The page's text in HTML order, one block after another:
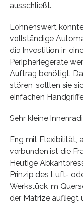
ausschließt.
Lohnenswert
vollständige
die Investition in
Peripheriegeräte
Auftrag benötigt.
stören, sollten sie
einfachen
Sehr kleine
Eng mit Flexibilität,
verbunden ist die
Heutige
Prinzip des Luft-
Werkstück im
der Matrize aufliegt